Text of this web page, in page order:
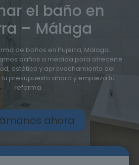
el baño en
– Málaga
de baños en Pujerra, Málaga.
baños a medida para ofrecerte
estética y aprovechamiento del
presupuesto ahora y empieza tu
reforma.
ahora